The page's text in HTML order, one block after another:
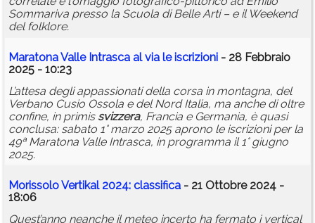
Sommariva presso la Scuola di Belle Arti – e il Weekend
del folklore.
Maratona Valle Intrasca al via le iscrizioni - 28 Febbraio
2025 - 10:23
L’attesa degli appassionati della corsa in montagna, del
Verbano Cusio Ossola e del Nord Italia, ma anche di oltre
confine, in primis svizzera, Francia e Germania, è quasi
conclusa: sabato 1° marzo 2025 aprono le iscrizioni per la
49ª Maratona Valle Intrasca, in programma il 1° giugno
2025.
Morissolo Vertikal 2024: classifica - 21 Ottobre 2024 -
18:06
Quest’anno neanche il meteo incerto ha fermato i vertical